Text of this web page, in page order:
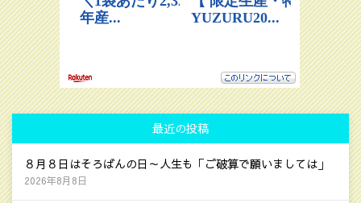
最近の投稿
８月８日はそろばんの日～人生も「ご破算で願いましては」
2026年8月8日